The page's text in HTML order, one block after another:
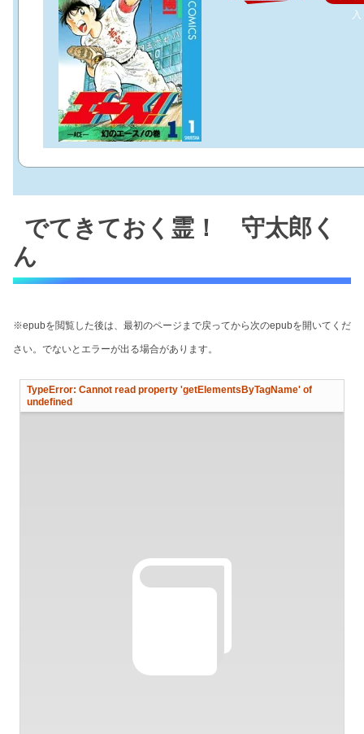
入
でてきておく霊！ 守太郎く
ん
※epubを閲覧した後は、最初のページまで戻ってから次のepubを開いてくだ
さい。でないとエラーが出る場合があります。